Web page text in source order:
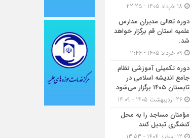
دوره تعالی مدیران مدارس
علمیه استان قم برگزار خواهد
شد.
دوره تکمیلی آموزشی نظام
جامع اندیشه اسلامی در
تابستان ۱۴۰۵ برگزار می‌شود.
مؤمنان مساجد را به محل
کنشگری تبدیل کنند